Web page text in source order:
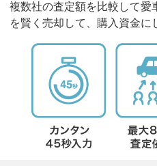
複数社の査定額を比較して愛
を賢く売却して、購入資金に